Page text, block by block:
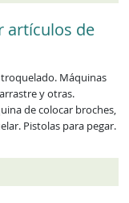
artículos de
Máquinas
y otras.
de colocar broches,
Pistolas para pegar.